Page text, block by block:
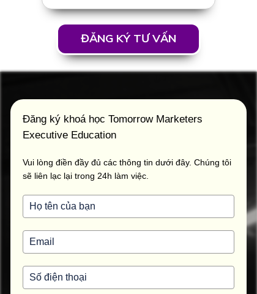
ĐĂNG KÝ TƯ VẤN
Đăng ký khoá học Tomorrow Marketers
Executive Education
Vui lòng điền đầy đủ các thông tin dưới đây. Chúng tôi
sẽ liên lạc lại trong 24h làm việc.